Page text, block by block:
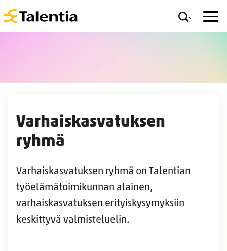
Varhaiskasvatuksen
ryhmä
Varhaiskasvatuksen ryhmä on Talentian
työelämätoimikunnan alainen,
varhaiskasvatuksen erityiskysymyksiin
keskittyvä valmisteluelin.